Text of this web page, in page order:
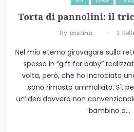
Torta di pannolini: il
By Cristina 2
Nel mio eterno girovagare sulla
spesso in “gift for baby”
volta, però, che ho incrociato
sono rimasta ammaliata. Sì,
un’idea davvero non
bambino o...